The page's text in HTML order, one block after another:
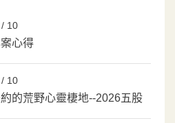
10
心得
10
的荒野心靈棲地--2026五股